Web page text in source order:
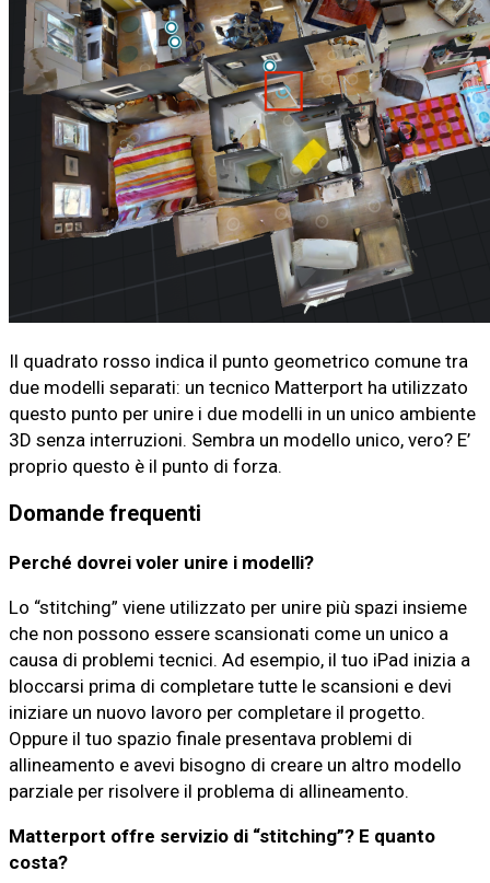
Il quadrato rosso indica il punto geometrico comune tra
due modelli separati: un tecnico Matterport ha utilizzato
questo punto per unire i due modelli in un unico ambiente
3D senza interruzioni. Sembra un modello unico, vero? E’
proprio questo è il punto di forza.
Domande frequenti
Perché dovrei voler unire i modelli?
Lo “stitching” viene utilizzato per unire più spazi insieme
che non possono essere scansionati come un unico a
causa di problemi tecnici. Ad esempio, il tuo iPad inizia a
bloccarsi prima di completare tutte le scansioni e devi
iniziare un nuovo lavoro per completare il progetto.
Oppure il tuo spazio finale presentava problemi di
allineamento e avevi bisogno di creare un altro modello
parziale per risolvere il problema di allineamento.
Matterport offre servizio di “stitching”? E quanto
costa?